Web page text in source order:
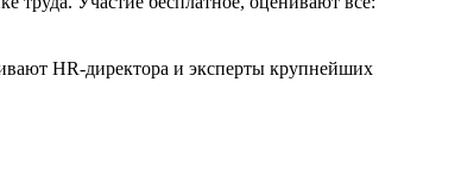
HR-директора и эксперты крупнейших